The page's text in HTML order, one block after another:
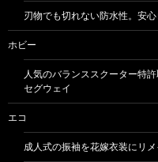
刃物でも切れない防水性。安心
ホビー
人気のバランススクーター特
セグウェイ
エコ
成人式の振袖を花嫁衣装にリメ